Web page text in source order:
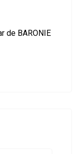
de BARONIE